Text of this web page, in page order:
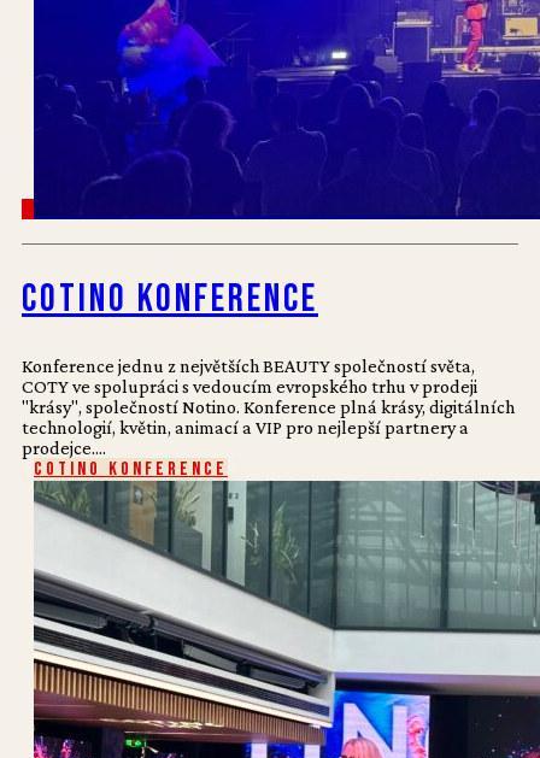
Cotino konference
Konference jednu z největších BEAUTY společností světa,
COTY ve spolupráci s vedoucím evropského trhu v prodeji
"krásy", společností Notino. Konference plná krásy, digitálních
technologií, květin, animací a VIP pro nejlepší partnery a
prodejce....
Cotino konference